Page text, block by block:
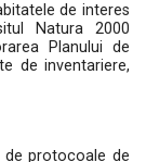
de interes
Natura 2000
Planului de
de inventariere,
protocoale de